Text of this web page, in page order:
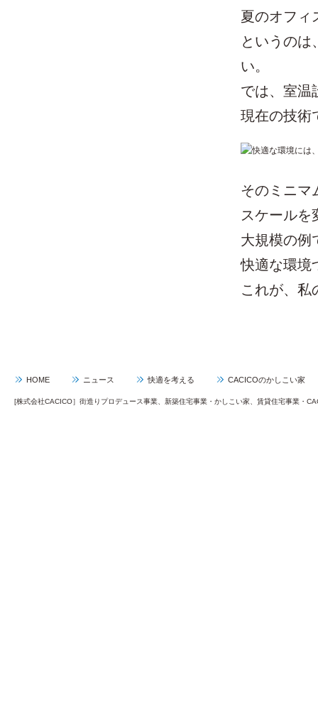
夏のオフィ
というの
い。
では、室温
現在の技術
そのミニマ
スケールを
大規模の例
快適な環境
これが、私
HOME ニュース 快適を考える CACICOのかしこい家
[株式会社CACICO］街造りプロデュース事業、新築住宅事業・かしこい家、賃貸住宅事業・